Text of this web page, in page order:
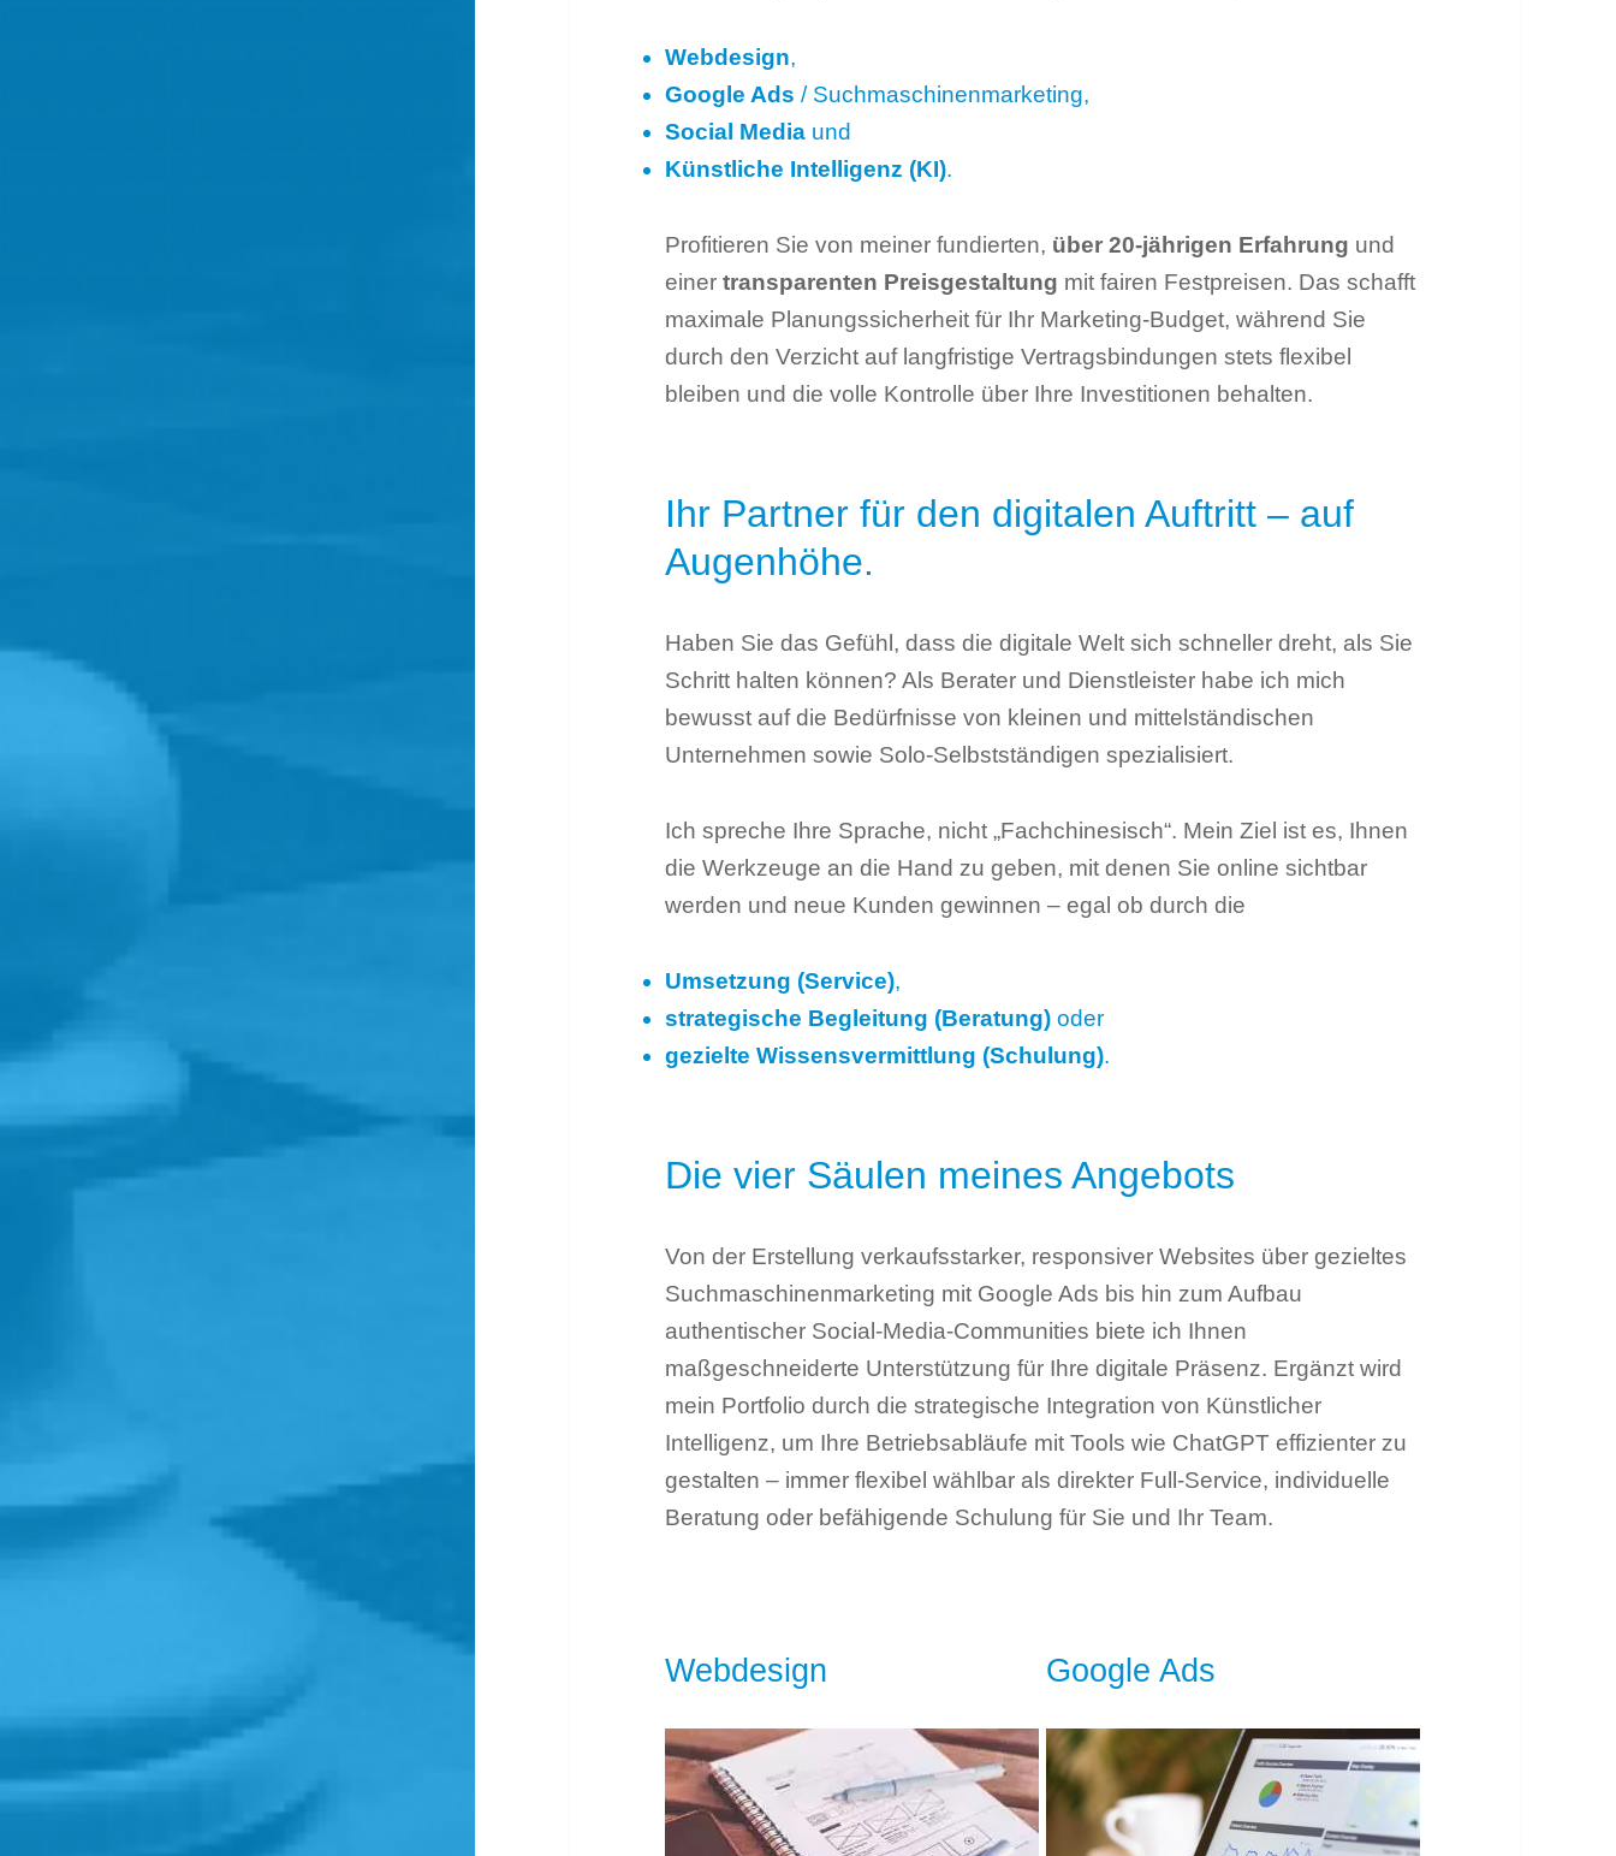
Webdesign,
Google Ads / Suchmaschinenmarketing,
Social Media und
Künstliche Intelligenz (KI).
Profitieren Sie von meiner fundierten, über 20-jährigen Erfahrung und
einertransparenten Preisgestaltung mit fairen Festpreisen. Das schafft
maximale Planungssicherheit für Ihr Marketing-Budget, während Sie
durch den Verzicht auf langfristige Vertragsbindungen stets flexibel
bleiben und die volle Kontrolle über Ihre Investitionen behalten.
Ihr Partner für den digitalen Auftritt – auf
Augenhöhe.
Haben Sie das Gefühl, dass die digitale Welt sich schneller dreht, als Sie
Schritt halten können? Als Berater und Dienstleister habe ich mich
bewusst auf die Bedürfnisse von kleinen und mittelständischen
Unternehmen sowie Solo-Selbstständigen spezialisiert.
Ich spreche Ihre Sprache, nicht „Fachchinesisch“. Mein Ziel ist es, Ihnen
die Werkzeuge an die Hand zu geben, mit denen Sie online sichtbar
werden und neue Kunden gewinnen – egal ob durch die
Umsetzung (Service),
strategische Begleitung (Beratung) oder
gezielte Wissensvermittlung (Schulung).
Die vier Säulen meines Angebots
Von der Erstellung verkaufsstarker, responsiver Websites über gezieltes
Suchmaschinenmarketing mit Google Ads bis hin zum Aufbau
authentischer Social-Media-Communities biete ich Ihnen
maßgeschneiderte Unterstützung für Ihre digitale Präsenz. Ergänzt wird
mein Portfolio durch die strategische Integration von Künstlicher
Intelligenz, um Ihre Betriebsabläufe mit Tools wie ChatGPT effizienter zu
gestalten – immer flexibel wählbar als direkter Full-Service, individuelle
Beratung oder befähigende Schulung für Sie und Ihr Team.
Webdesign Google Ads